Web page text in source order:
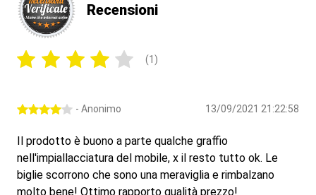
Recensioni
(1)
- Anonimo 13/09/2021 21:22:58
Il prodotto è buono a parte qualche graffio
nell'impiallacciatura del mobile, x il resto tutto ok. Le
biglie scorrono che sono una meraviglia e rimbalzano
molto bene! Ottimo rapporto qualità prezzo!